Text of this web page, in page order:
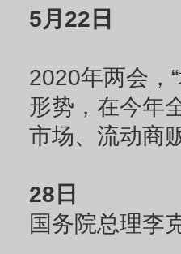
5月22日
2020年两会，
形势，在今年
市场、流动商
28日
国务院总理李